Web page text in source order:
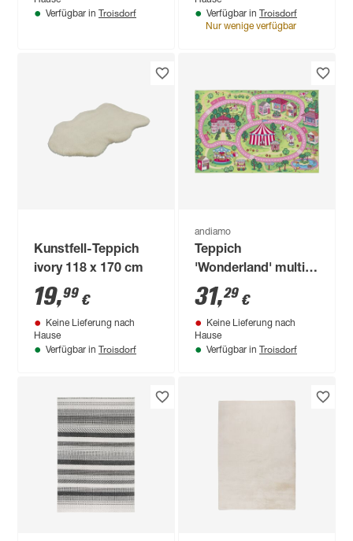
Verfügbar in Troisdorf
Verfügbar in Troisdorf
Nur wenige verfügbar
Kunstfell-Teppich
ivory 118 x 170 cm
19,99 €
Keine Lieferung nach
Hause
Verfügbar in Troisdorf
andiamo
Teppich
'Wonderland' multi
100 x 150 cm
31,29 €
Keine Lieferung nach
Hause
Verfügbar in Troisdorf